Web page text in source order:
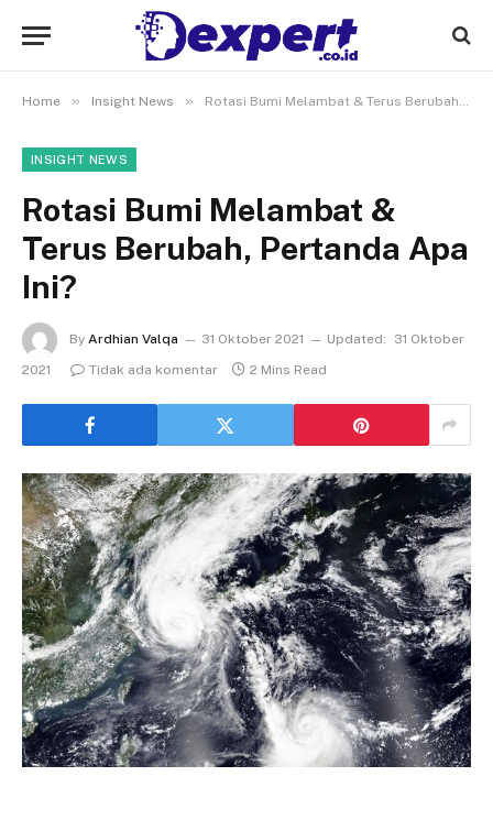
Home » Insight News » Rotasi Bumi Melambat & Terus Berubah, Pertanda Apa Ini?
INSIGHT NEWS
Rotasi Bumi Melambat &
Terus Berubah, Pertanda Apa
Ini?
By Ardhian Valqa 31 Oktober 2021 Updated:
31 Oktober
2021
Tidak ada komentar 2 Mins Read